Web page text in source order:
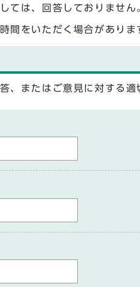
ては、回答しておりません
間をいただく場合がありま
、またはご意見に対する